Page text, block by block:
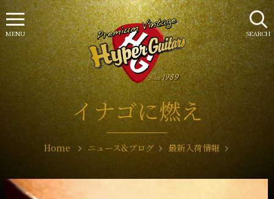
イナゴに燃え
Home ニュース&ブログ 最新入荷情報
SEARCH
MENU